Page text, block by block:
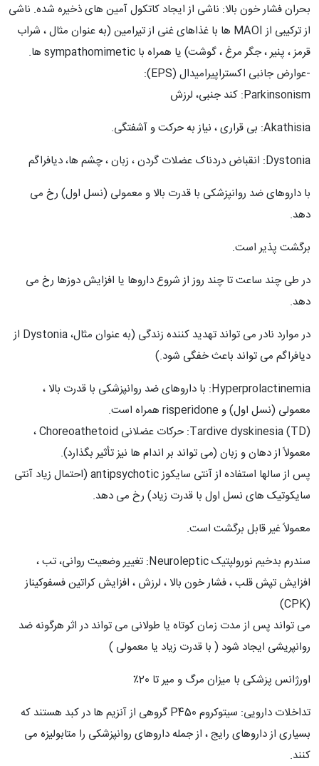
بحران فشار خون بالا: ناشی از ایجاد کاتکول آمین های ذخیره شده. ناشی
از ترکیبی از MAOI ها با غذاهای غنی از تیرامین (به عنوان مثال ، شراب
قرمز ، پنیر ، جگر مرغ ، گوشت) یا همراه با sympathomimetic ها.
-عوارض جانبی اکستراپیرامیدال (EPS):
Parkinsonism: کند جنبی، لرزش
Akathisia: بی قراری ، نیاز به حرکت و آشفتگی.
Dystonia: انقباض دردناک عضلات گردن ، زبان ، چشم ها، دیافراگم
با داروهای ضد روانپزشکی با قدرت بالا و معمولی (نسل اول) رخ می
دهد.
برگشت پذیر است.
در طی چند ساعت تا چند روز از شروع داروها یا افزایش دوزها رخ می
دهد.
در موارد نادر می تواند تهدید کننده زندگی (به عنوان مثال، Dystonia از
دیافراگم می تواند باعث خفگی شود.)
Hyperprolactinemia: با داروهای ضد روانپزشکی با قدرت بالا ،
معمولی (نسل اول) و risperidone همراه است.
Tardive dyskinesia (TD): حرکات عضلانی Choreoathetoid ،
معمولاً از دهان و زبان (می تواند بر اندام ها نیز تأثیر بگذارد).
پس از سالها استفاده از آنتی سایکوز antipsychotic (احتمال زیاد آنتی
سایکوتیک های نسل اول با قدرت زیاد) رخ می دهد.
معمولاً غیر قابل برگشت است.
سندرم بدخیم نورولپتیک Neuroleptic: تغییر وضعیت روانی، تب ،
افزایش تپش قلب ، فشار خون بالا ، لرزش ، افزایش کراتین فسفوکیناز
(CPK)
می تواند پس از مدت زمان كوتاه یا طولانی می تواند در اثر هرگونه ضد
روانپریشی ایجاد شود ( با قدرت زیاد یا معمولی )
اورژانس پزشکی با میزان مرگ و میر تا 20٪
تداخلات دارویی: سیتوکروم P450 گروهی از آنزیم ها در کبد هستند که
بسیاری از داروهای رایج ، از جمله داروهای روانپزشکی را متابولیزه می
کنند.